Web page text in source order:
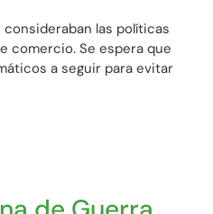
las políticas
comercio. Se espera que
a seguir para evitar